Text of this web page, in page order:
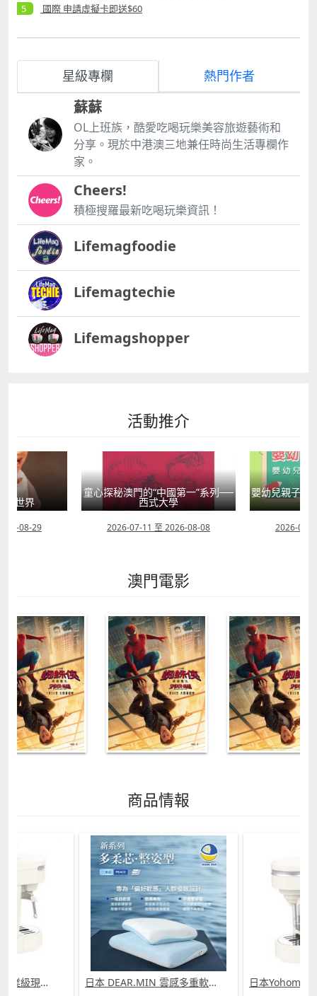
國際 申請虛擬卡即送$60
星級專欄 熱門作者
蘇蘇
OL上班族，酷愛吃喝玩樂美容旅遊藝術和
分享。現於中港澳三地兼任時尚生活專欄作
家。
Cheers!
積極搜羅最新吃喝玩樂資訊！
Lifemagfoodie
Lifemagtechie
Lifemagshopper
活動推介
大世界
08-29
童心探秘澳門的“中國第一”系列──
西式大學
2026-07-11 至 2026-08-08
嬰幼兒親子閱
2026-07-
澳門電影
商品情報
日本Yohome 迷你專業級現磨鮮萃奶泡3合1半自動家庭意式咖啡機 (需訂貨) 日本 DEAR.MIN 雲感多重軟芯柔托緩壓Peace柔眠枕 (需訂貨)